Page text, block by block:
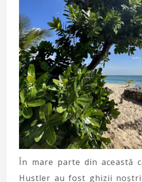
În mare parte din această
Hustler au fost ghizii noștri